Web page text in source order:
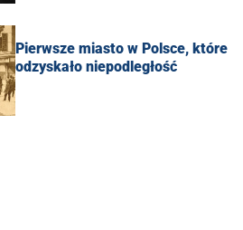
Pierwsze miasto w Polsce, które
odzyskało niepodległość